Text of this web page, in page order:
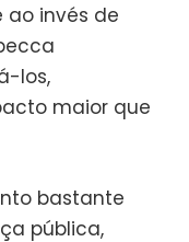
ao invés de
los,
maior que
bastante
pública,